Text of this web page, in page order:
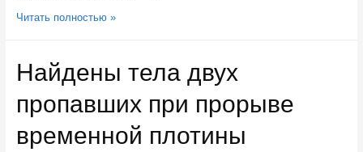
Вяртсильский
объемы
производства
стальной
проволоки
Читать полностью »
Найдены тела двух
пропавших при прорыве
временной плотины